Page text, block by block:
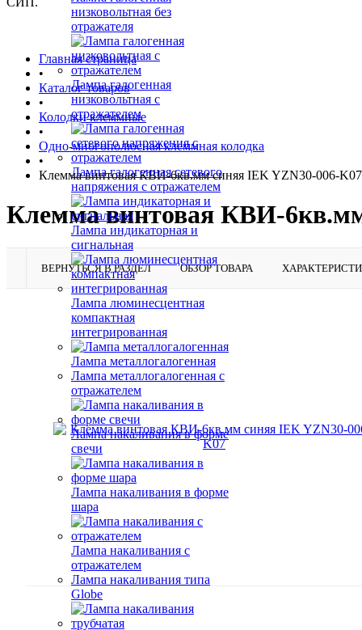
низковольтная без
отражателя
Лампа галогенная
низковольтная с
отражателем
Лампа галогенная сетевого
напряжения с отражателем
Лампа индикаторная и
сигнальная
Лампа люминесцентная
компактная
интегрированная
Лампа металлогалогенная
Лампа металлогалогенная с
отражателем
Лампа накаливания в форме
свечи
Лампа накаливания в форме
шара
Лампа накаливания с
отражателем
Лампа накаливания типа
Globe
Главная страница
•
Каталог товаров
•
Колодки клеммные
•
Одно-многополюсная клеммная колодка
•
Клемма винтовая КВИ-6кв.мм синяя IEK YZN30-006-K07
Клемма винтовая КВИ-
ВЕРНУТЬСЯ В РАЗДЕЛ ОБЗОР ТОВАРА